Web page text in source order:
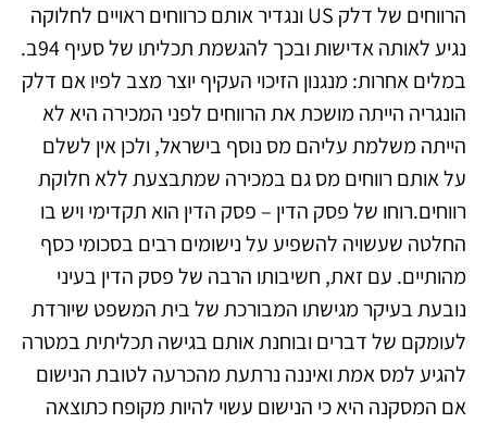
הרווחים של דלק US ונגדיר אותם כרווחים ראויים לחלוקה
נגיע לאותה אדישות ובכך להגשמת תכליתו של סעיף 94ב.
במלים אחרות: מנגנון הזיכוי העקיף יוצר מצב לפיו אם דלק
הונגריה הייתה מושכת את הרווחים לפני המכירה היא לא
הייתה משלמת עליהם מס נוסף בישראל, ולכן אין לשלם
על אותם רווחים מס גם במכירה שמתבצעת ללא חלוקת
רווחים.רוחו של פסק הדין – פסק הדין הוא תקדימי ויש בו
החלטה שעשויה להשפיע על נישומים רבים בסכומי כסף
מהותיים. עם זאת, חשיבותו הרבה של פסק הדין בעיני
נובעת בעיקר מגישתו המבורכת של בית המשפט שיורדת
לעומקם של דברים ובוחנת אותם בגישה תכליתית במטרה
להגיע למס אמת ואיננה נרתעת מהכרעה לטובת הנישום
אם המסקנה היא כי הנישום עשוי להיות מקופח כתוצאה